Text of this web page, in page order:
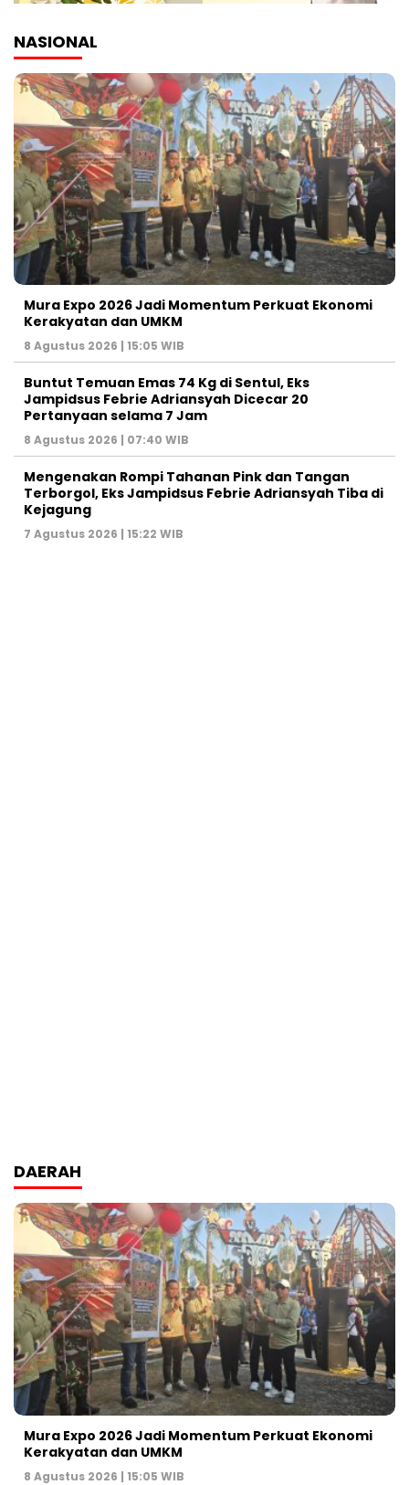
NASIONAL
Mura Expo 2026 Jadi Momentum Perkuat Ekonomi
Kerakyatan dan UMKM
8 Agustus 2026 | 15:05 WIB
Buntut Temuan Emas 74 Kg di Sentul, Eks
Jampidsus Febrie Adriansyah Dicecar 20
Pertanyaan selama 7 Jam
8 Agustus 2026 | 07:40 WIB
Mengenakan Rompi Tahanan Pink dan Tangan
Terborgol, Eks Jampidsus Febrie Adriansyah Tiba di
Kejagung
7 Agustus 2026 | 15:22 WIB
DAERAH
Mura Expo 2026 Jadi Momentum Perkuat Ekonomi
Kerakyatan dan UMKM
8 Agustus 2026 | 15:05 WIB